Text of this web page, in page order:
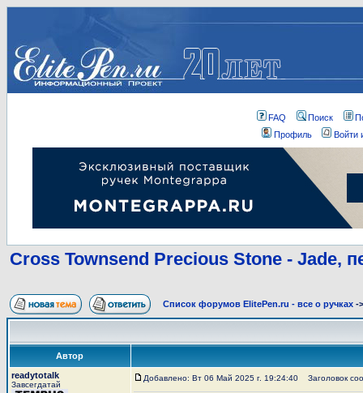
FAQ Поиск
Профиль
Войти
Cross Townsend Precious Stone - Jade,
Список форумов ElitePen.ru - все о ручках -
Автор
readytotalk
Завсегдатай
Добавлено: Вт 06 Май 2025 г. 19:24:40 Заголовок